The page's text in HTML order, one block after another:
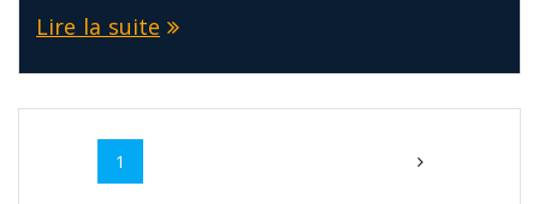
Lire la suite
Navigation
Page
1